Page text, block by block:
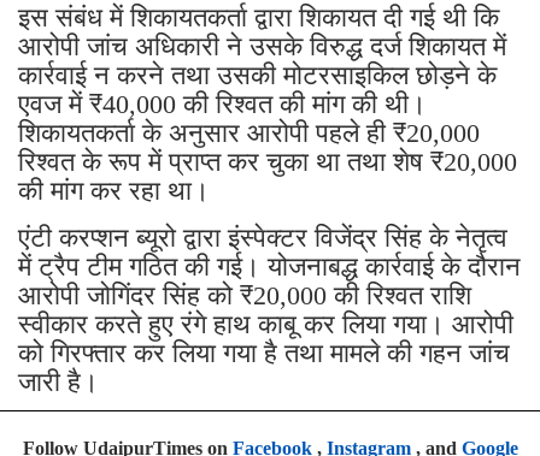
इस संबंध में शिकायतकर्ता द्वारा शिकायत दी गई थी कि
आरोपी जांच अधिकारी ने उसके विरुद्ध दर्ज शिकायत में
कार्रवाई न करने तथा उसकी मोटरसाइकिल छोड़ने के
एवज में ₹40,000 की रिश्वत की मांग की थी।
शिकायतकर्ता के अनुसार आरोपी पहले ही ₹20,000
रिश्वत के रूप में प्राप्त कर चुका था तथा शेष ₹20,000
की मांग कर रहा था।
एंटी करप्शन ब्यूरो द्वारा इंस्पेक्टर विजेंद्र सिंह के नेतृत्व
में ट्रैप टीम गठित की गई। योजनाबद्ध कार्रवाई के दौरान
आरोपी जोगिंदर सिंह को ₹20,000 की रिश्वत राशि
स्वीकार करते हुए रंगे हाथ काबू कर लिया गया। आरोपी
को गिरफ्तार कर लिया गया है तथा मामले की गहन जांच
जारी है।
Follow UdaipurTimes on Facebook, Instagram, and Google